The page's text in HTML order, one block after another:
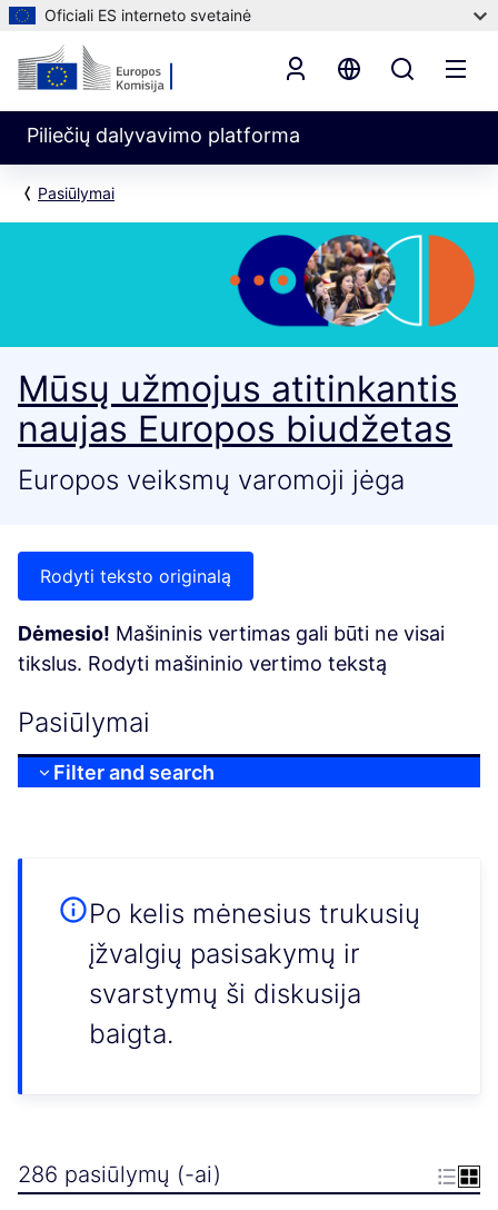
Oficiali ES interneto svetainė
Piliečių dalyvavimo platforma
Pasiūlymai
Mūsų užmojus atitinkantis
naujas Europos biudžetas
Europos veiksmų varomoji jėga
Rodyti teksto originalą
Dėmesio! Mašininis vertimas gali būti ne visai
tikslus. Rodyti mašininio vertimo tekstą
Pasiūlymai
Filter and search
Po kelis mėnesius trukusių
įžvalgių pasisakymų ir
svarstymų ši diskusija
baigta.
286 pasiūlymų (-ai)